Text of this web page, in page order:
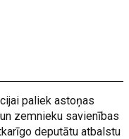
paliek astoņas
zemnieku savienības
deputātu atbalstu